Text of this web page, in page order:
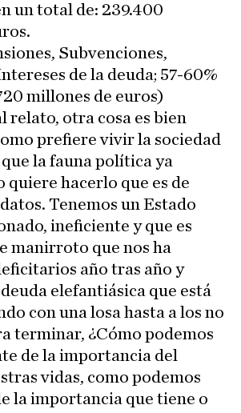
un total de: 239.400
Subvenciones,
de la deuda; 57-60%
millones de euros)
relato, otra cosa es bien
prefiere vivir la sociedad
la fauna política ya
quiere hacerlo que es de
Tenemos un Estado
ineficiente y que es
manirroto que nos ha
año tras año y
elefantiásica que está
con una losa hasta a los no
terminar, ¿Cómo podemos
de la importancia del
vidas, como podemos
la importancia que tiene o